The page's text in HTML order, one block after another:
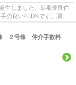
生しました。長期優良住
の良い4LDKです。調布
２号棟 仲介手数料